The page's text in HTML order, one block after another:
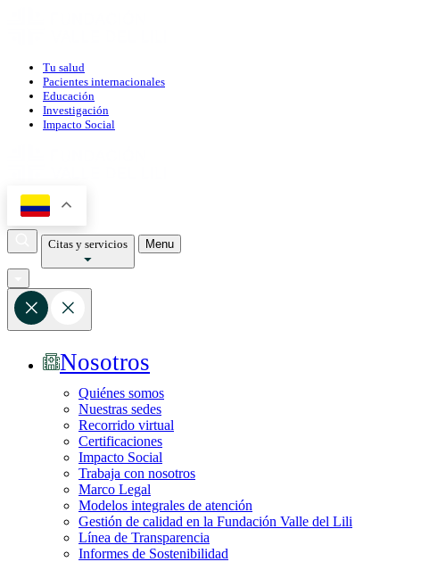
Tu salud
Pacientes internacionales
Educación
Investigación
Impacto Social
Citas y servicios Menu
Nosotros
Quiénes somos
Nuestras sedes
Recorrido virtual
Certificaciones
Impacto Social
Trabaja con nosotros
Marco Legal
Modelos integrales de atención
Gestión de calidad en la Fundación Valle del Lili
Línea de Transparencia
Informes de Sostenibilidad